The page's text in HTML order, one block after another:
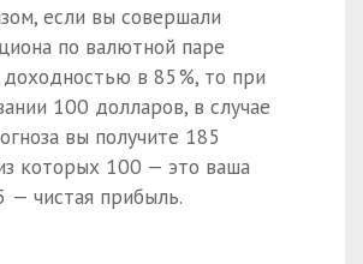
если вы совершали
по валютной паре
доходностью в 85%, то при
100 долларов, в случае
вы получите 185
которых 100 — это ваша
— чистая прибыль.